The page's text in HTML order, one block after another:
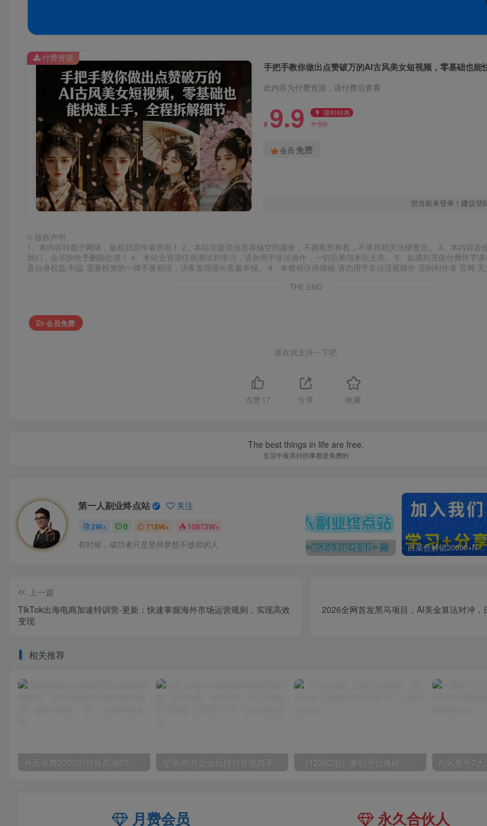
手把手教你做出点赞破万的AI古风美女短视频，零基础也能
此内容为付费资源，请付费后查看
¥ 9.9 限时特惠
¥99
会员 免费
您当前未登录！建议登
付费资源
© 版权声明
1、本内容转载于网络，版权归原作者所有！ 2、本站仅提供信息存储空间服务，不拥有所有权，不承担相关法律责任。 3、本内容若
我们，会尽快给予删除处理！ 4、本站全资源仅供测试和学习，请勿用于非法操作，一切后果与本站无关。 5、如遇到充值付费环节
及自身权益/利益 需要投资的一律不要相信，访客发现请向客服举报。 6、本教程仅供揭秘 请勿用于非法违规操作 否则和作者 官网 无
THE END
会员免费
喜欢就支持一下吧
点赞 17 分享 收藏
The best things in life are free.
生活中最美好的事都是免费的
第一人副业终点站 关注
2W+ 0 718W+ 10973W+
有时候，成功者只是坚持梦想不放弃的人 你还在到处找项目？还在当韭菜？我靠卖项目一个月收入5万+，曾经我也是个失败者。 白菜价解锁20000+N个赚钱机会，加入第一人副业终点站会员，全站资源免费学习。
上一篇
TikTok出海电商加速特训营-更新：快速掌握海外市场运营规则，实现高效
变现
2026全网首发黑马项目，AI美金算法对冲
相关推荐
外面收费2300的抖音高清60帧视频教程，保证你能学会如何制作视频（教程+插件） 玺承·电商企业玩转抖音电商系列课，6大维度，6位老师，线上揭秘抖音商家入局SOP （12362期）兼职平台搬砖，日入500+无脑操作可矩阵
月费会员 永久合伙人